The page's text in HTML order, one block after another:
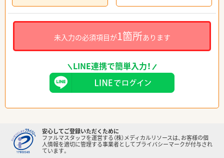
未入力の必須項目が1箇所あります
LINE連携で簡単入力！
安心してご登録いただくために
ファルマスタッフを運営する（株）メディカルリソースは、お客様の個
人情報を適切に管理する事業者としてプライバシーマークが付与され
ています。